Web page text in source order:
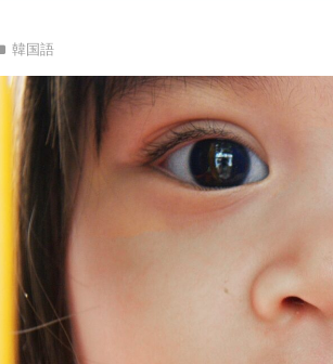
韓国語